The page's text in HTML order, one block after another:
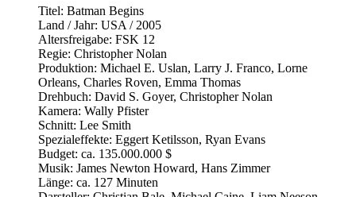
Titel: Batman Begins
Land / Jahr: USA / 2005
Altersfreigabe: FSK 12
Regie: Christopher Nolan
Produktion: Michael E. Uslan, Larry J. Franco, Lorne
Orleans, Charles Roven, Emma Thomas
Drehbuch: David S. Goyer, Christopher Nolan
Kamera: Wally Pfister
Schnitt: Lee Smith
Spezialeffekte: Eggert Ketilsson, Ryan Evans
Budget: ca. 135.000.000 $
Musik: James Newton Howard, Hans Zimmer
Länge: ca. 127 Minuten